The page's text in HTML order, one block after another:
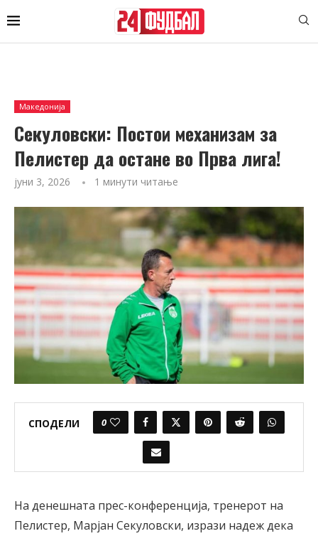
Македонија
Секуловски: Постои механизам за
Пелистер да остане во Прва лига!
јуни 3, 2026 1 минути читање
СПОДЕЛИ 0
На денешната прес-конференција, тренерот на
Пелистер, Марјан Секуловски, изрази надеж дека